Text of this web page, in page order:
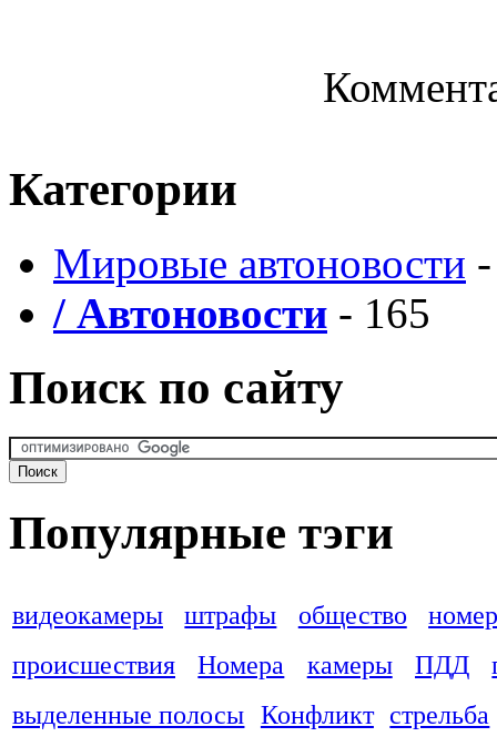
Категории
Мировые автоновости
/ Автоновости - 165
Поиск по сайту
Популярные тэги
видеокамеры штрафы общество
происшествия
Номера камеры ПДД
выделенные полосы Конфликт стрельба